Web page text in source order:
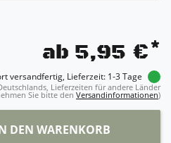
ab 5,95 €*
versandfertig, Lieferzeit: 1-3 Tage
Lieferzeiten für andere Länder
Sie bitte den Versandinformationen)
DEN WARENKORB